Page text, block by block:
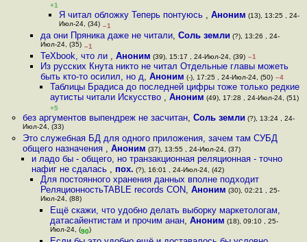
+1
Я читал обложку Теперь понтуюсь , Аноним (13), 13:25 , 24-
Июл-24, (34) –1
да они Пряника даже не читали,Соль земли (?), 13:26 , 24-
Июл-24, (35) –1
TeXbook, что ли ,Аноним (39), 15:17 , 24-Июл-24, (39) –1
Из русских Кнута никто не читал Отдельные главы можеть
быть кто-то осилил, но д,Аноним (-), 17:25 , 24-Июл-24, (50) –4
Таблицы Брадиса до последней цифры тоже только редкие
аутисты читали Искусство , Аноним (49), 17:28 , 24-Июл-24, (51)
+5
без аргументов выпендреж не засчитан, Соль земли (?), 13:24 , 24-
Июл-24, (33)
Это служебная БД для одного приложения, зачем там СУБД
общего назначения , Аноним (37), 13:55 , 24-Июл-24, (37)
и ладо бы - общего, но транзакционная реляционная - точно
нафиг не сдалась , пох. (?), 16:01 , 24-Июл-24, (42)
Для постоянного хранения данных вполне подходит
РеляционностьTABLE records CON,Аноним (30), 02:21 , 25-
Июл-24, (88)
Ещё скажи, что удобно делать выборку маркетологам,
датасайентистам и прочим анaн, Аноним (18), 09:10 , 25-
Июл-24, (90)